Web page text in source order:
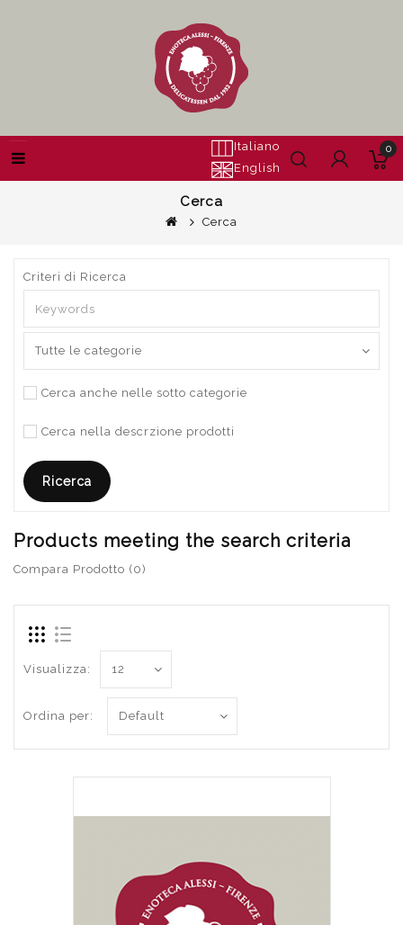
Italiano
English
0
Cerca
Cerca
Criteri di Ricerca
Cerca anche nelle sotto categorie
Cerca nella descrzione prodotti
Products meeting the search criteria
Compara Prodotto (0)
Visualizza:
Ordina per: